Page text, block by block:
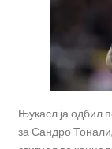
Њукасл ја одбил
за Сандро